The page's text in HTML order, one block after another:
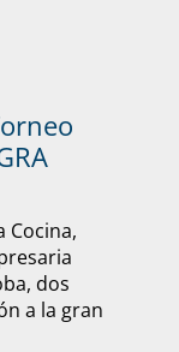
Cocina,
dos
a la gran